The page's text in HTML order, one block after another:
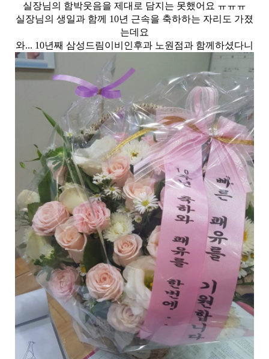
실장님의 함박웃음을 제대로 담지는 못했어요 ㅠㅠㅠ
실장님의 생일과 함께 10년 근속을 축하하는 자리도 가졌
는데요
와... 10년째 삼성드림이비인후과 노원점과 함께하셨다니